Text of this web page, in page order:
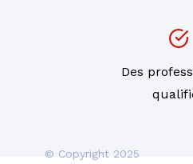
Des
© Copyright 2025